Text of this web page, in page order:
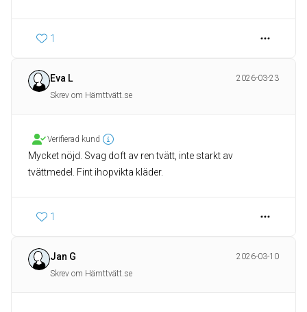
1
Eva L
2026-03-23
Skrev om Hämttvätt.se
Verifierad kund
Mycket nöjd. Svag doft av ren tvätt, inte starkt av
tvättmedel. Fint ihopvikta kläder.
1
Jan G
2026-03-10
Skrev om Hämttvätt.se